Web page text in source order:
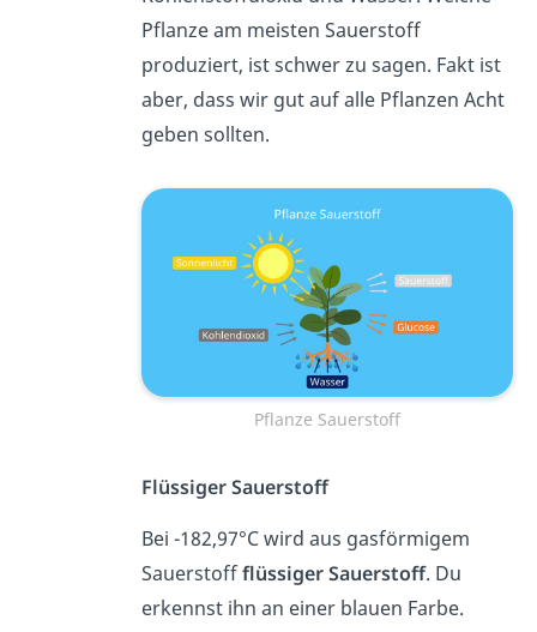
Pflanze am meisten Sauerstoff
produziert, ist schwer zu sagen. Fakt ist
aber, dass wir gut auf alle Pflanzen Acht
geben sollten.
Pflanze Sauerstoff
Flüssiger Sauerstoff
Bei -182,97°C wird aus gasförmigem
Sauerstoffflüssiger Sauerstoff. Du
erkennst ihn an einer blauen Farbe.